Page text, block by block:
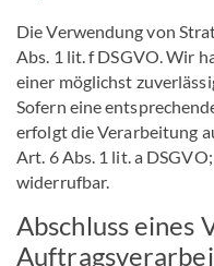
Die Verwendung von
Abs. 1 lit. f DSGVO. Wir
einer möglichst
Sofern eine
erfolgt die Verarbeitung
Art. 6 Abs. 1 lit. a
widerrufbar.
Abschluss eines